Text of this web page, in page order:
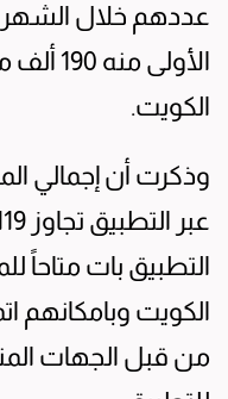
عددهم خلال الشهر
الأولى
الكويت.
وذكرت أن إجمالي
التطبيق بات متاحاً
الكويت وبامكانهم
من قبل الجهات